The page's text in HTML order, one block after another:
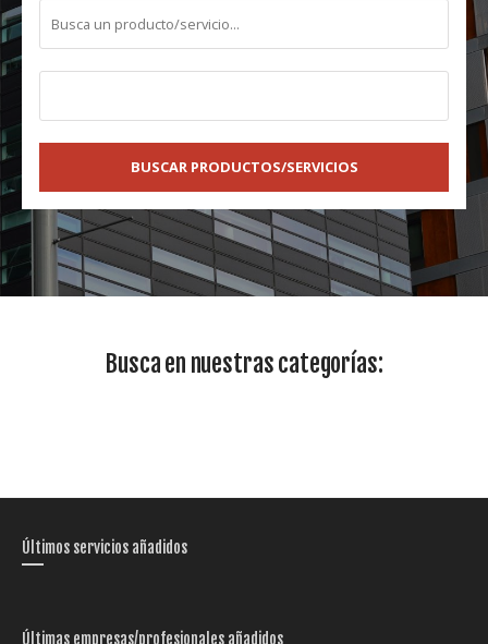
BUSCAR PRODUCTOS/SERVICIOS
Busca en nuestras categorías:
Últimos servicios añadidos
Últimas empresas/profesionales añadidos